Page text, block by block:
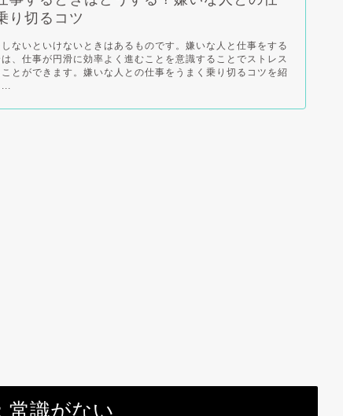
り切るコツ
ないといけないときはあるものです。嫌いな人と仕事をする
、仕事が円滑に効率よく進むことを意識することでストレス
とができます。嫌いな人との仕事をうまく乗り切るコツを紹
...
常識がない